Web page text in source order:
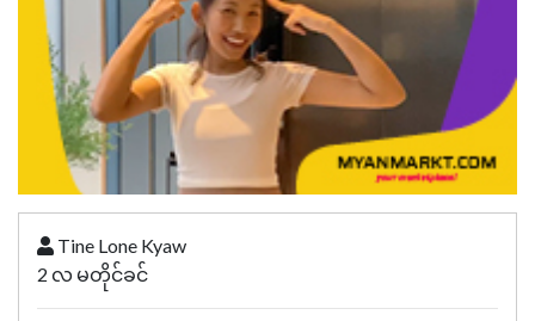
Tine Lone Kyaw
2 လ မတိုင်ခင်